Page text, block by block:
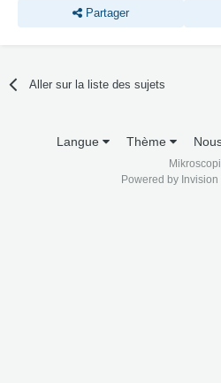
Partager
Aller sur la liste des sujets
Langue Thème
Powered by